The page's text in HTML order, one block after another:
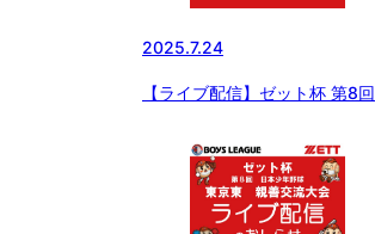
2025.7.24
【ライブ配信】ゼット杯 第8回